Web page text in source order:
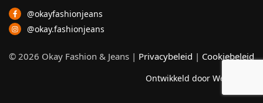
@okayfashionjeans
@okay.fashionjeans
© 2026 Okay Fashion & Jeans | Privacybeleid | Cookiebeleid
Ontwikkeld door Webzuiver